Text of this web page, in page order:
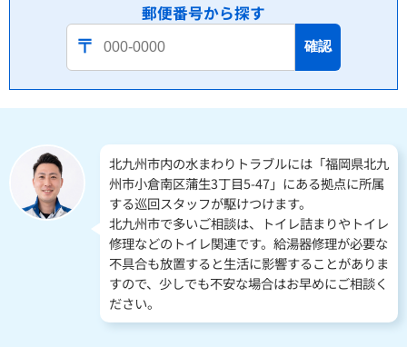
郵便番号から探す
確認
北九州市内の水まわりトラブルには「福岡県北九
州市小倉南区蒲生3丁目5-47」にある拠点に所属
する巡回スタッフが駆けつけます。
北九州市で多いご相談は、トイレ詰まりやトイレ
修理などのトイレ関連です。給湯器修理が必要な
不具合も放置すると生活に影響することがありま
すので、少しでも不安な場合はお早めにご相談く
ださい。